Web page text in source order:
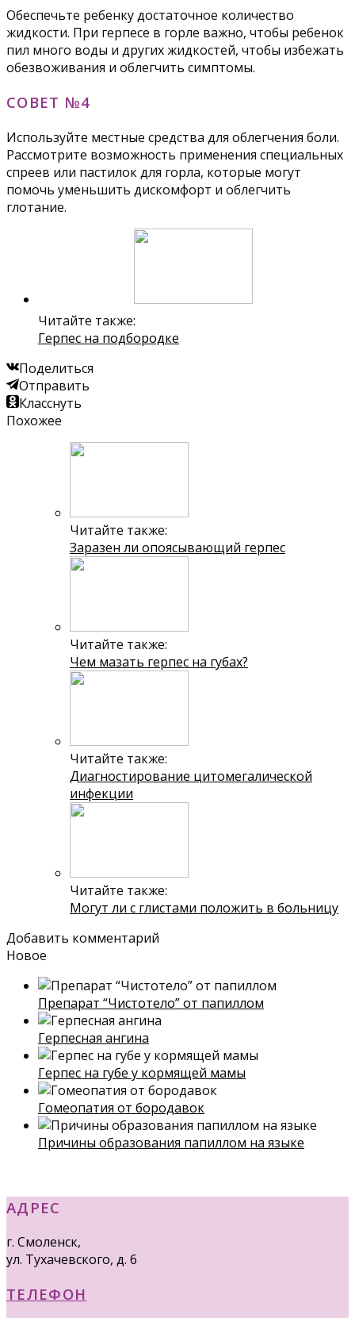
Обеспечьте ребенку достаточное количество
жидкости. При герпесе в горле важно, чтобы ребенок
пил много воды и других жидкостей, чтобы избежать
обезвоживания и облегчить симптомы.
СОВЕТ №4
Используйте местные средства для облегчения боли.
Рассмотрите возможность применения специальных
спреев или пастилок для горла, которые могут
помочь уменьшить дискомфорт и облегчить
глотание.
Читайте также:
Герпес на подбородке
Поделиться
Отправить
Класснуть
Похожее
Читайте также:
Заразен ли опоясывающий герпес
Читайте также:
Чем мазать герпес на губах?
Читайте также:
Диагностирование цитомегалической
инфекции
Читайте также:
Могут ли с глистами положить в больницу
Добавить комментарий
Новое
Препарат “Чистотело” от папиллом
Герпесная ангина
Герпес на губе у кормящей мамы
Гомеопатия от бородавок
Причины образования папиллом на языке
АДРЕС
г. Смоленск,
ул. Тухачевского, д. 6
ТЕЛЕФОН